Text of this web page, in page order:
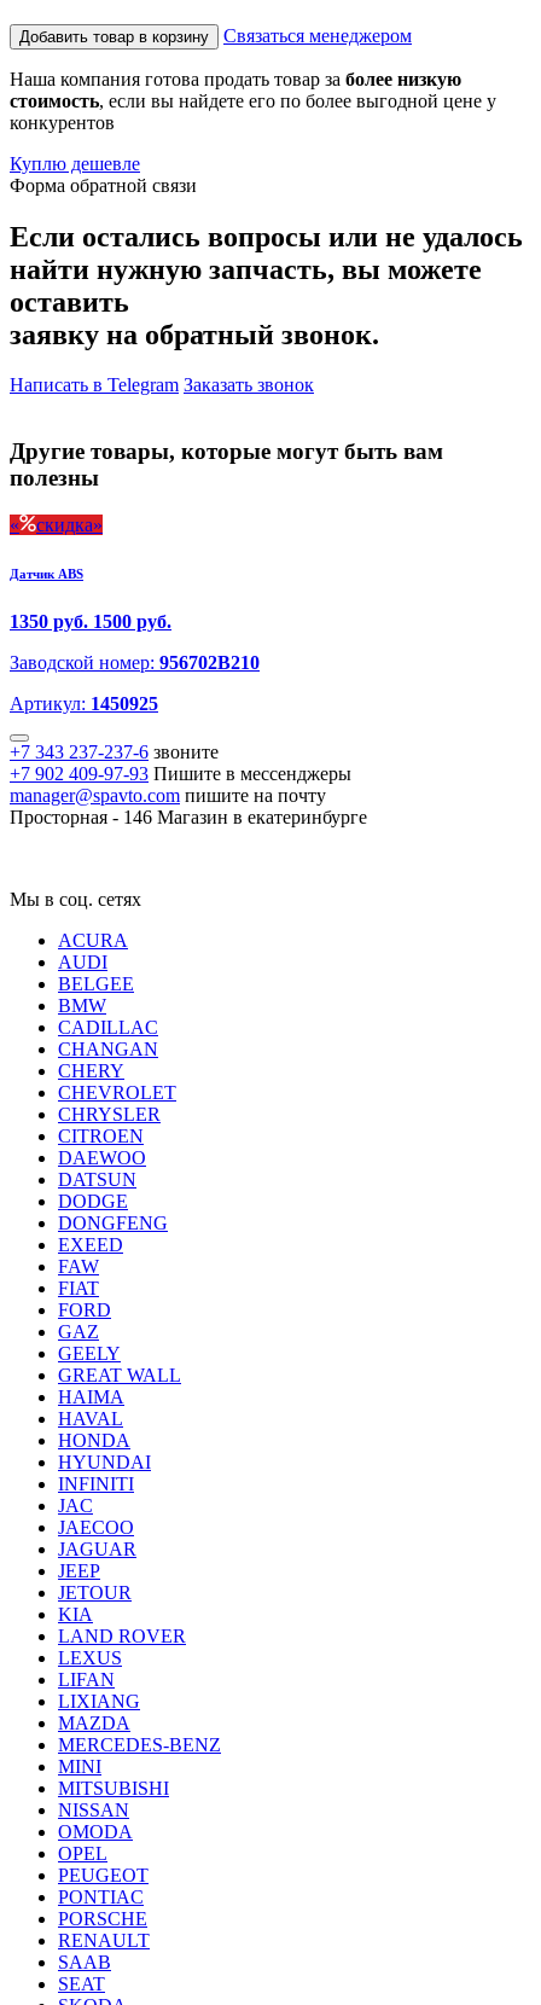
Добавить товар в корзину Связаться менеджером
Наша компания готова продать товар за более низкую
стоимость, если вы найдете его по более выгодной цене у
конкурентов
Куплю дешевле
Форма обратной связи
Если остались вопросы или не удалось
найти нужную запчасть, вы можете
оставить
заявку на обратный звонок.
Написать в Telegram Заказать звонок
Другие товары, которые могут быть вам
полезны
скидка
Датчик ABS
1350 руб. 1500 руб.
Заводской номер: 956702B210
Артикул: 1450925
+7 343 237-237-6 звоните
+7 902 409-97-93 Пишите в мессенджеры
manager@spavto.com пишите на почту
Просторная - 146 Магазин в екатеринбурге
Мы в соц. сетях
ACURA
AUDI
BELGEE
BMW
CADILLAC
CHANGAN
CHERY
CHEVROLET
CHRYSLER
CITROEN
DAEWOO
DATSUN
DODGE
DONGFENG
EXEED
FAW
FIAT
FORD
GAZ
GEELY
GREAT WALL
HAIMA
HAVAL
HONDA
HYUNDAI
INFINITI
JAC
JAECOO
JAGUAR
JEEP
JETOUR
KIA
LAND ROVER
LEXUS
LIFAN
LIXIANG
MAZDA
MERCEDES-BENZ
MINI
MITSUBISHI
NISSAN
OMODA
OPEL
PEUGEOT
PONTIAC
PORSCHE
RENAULT
SAAB
SEAT